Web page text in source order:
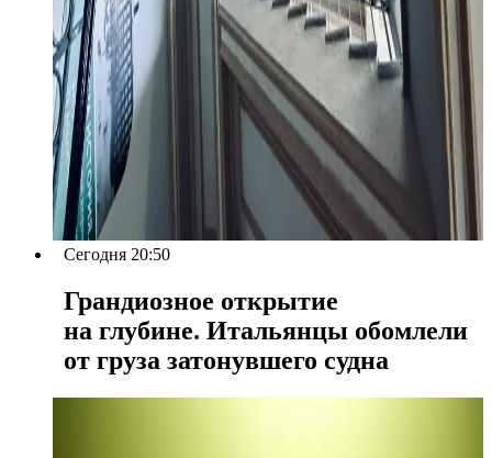
Сегодня 20:50
Грандиозное открытие
на глубине. Итальянцы обомлели
от груза затонувшего судна